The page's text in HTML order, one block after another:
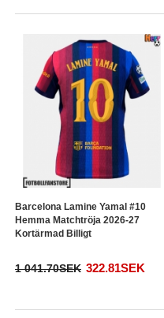
Barcelona Lamine Yamal #10
Hemma Matchtröja 2026-27
Kortärmad Billigt
1 041.70SEK 322.81SEK